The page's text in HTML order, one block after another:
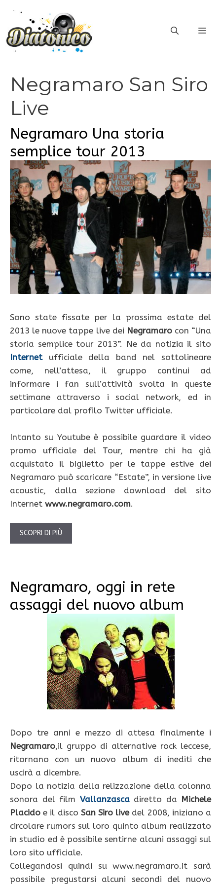
contenuto
Negramaro San Siro
Live
Negramaro Una storia
semplice tour 2013
Sono state fissate per la prossima estate del
2013 le nuove tappe live dei Negramarocon “Una
storia semplice tour 2013”. Ne da notizia il sito
Internetufficiale della band nel sottolineare
come, nell’attesa, il gruppo continui ad
informare i fan sull’attività svolta in queste
settimane attraverso i social network, ed in
particolare dal profilo Twitter ufficiale.
Intanto su Youtube è possibile guardare il video
promo ufficiale del Tour, mentre chi ha già
acquistato il biglietto per le tappe estive dei
Negramaro può scaricare “Estate”, in versione live
acoustic, dalla sezione download del sito
Internet www.negramaro.com.
SCOPRI DI PIÙ
Negramaro, oggi in rete
assaggi del nuovo album
Dopo tre anni e mezzo di attesa finalmente i
Negramaro,il gruppo di alternative rock leccese,
ritornano con un nuovo album di inediti che
uscirà a dicembre.
Dopo la notizia della relizzazione della colonna
sonora del film Vallanzascadiretto da Michele
Placido e il disco San Siro livedel 2008, iniziano a
circolare rumors sul loro quinto album realizzato
in studio ed è possibile sentirne alcuni assaggi sul
loro sito ufficiale.
Collegandosi quindi su www.negramaro.it sarà
possibile pregustarsi alcuni secondi del nuovo